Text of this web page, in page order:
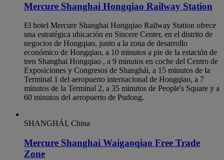
Mercure Shanghai Hongqiao Railway Station
El hotel Mercure Shanghai Hongqiao Railway Station ofrece
una estratégica ubicación en Sincere Center, en el distrito de
negocios de Hongqiao, junto a la zona de desarrollo
económico de Hongqiao, a 10 minutos a pie de la estación de
tren Shanghai Hongqiao , a 9 minutos en coche del Centro de
Exposiciones y Congresos de Shanghái, a 15 minutos de la
Terminal 1 del aeropuerto internacional de Hongqiao, a 7
minutos de la Terminal 2, a 35 minutos de People's Square y a
60 minutos del aeropuerto de Pudong.
SHANGHÁI, China
Mercure Shanghai Waigaoqiao Free Trade
Zone